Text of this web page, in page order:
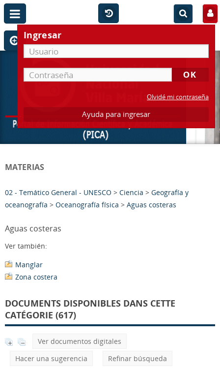
Ingresar
Olvidé mi contraseña
Ayuda para ingresar
MATERIAS
02 - Temático General - UNESCO > Ciencia > Geografía y
oceanografía > Oceanografía física > Aguas costeras
Aguas costeras
Ver también:
Manglar
Zona costera
DOCUMENTS DISPONIBLES DANS CETTE
CATÉGORIE (617)
Ver documentos digitales
Hacer una sugerencia
Refinar búsqueda